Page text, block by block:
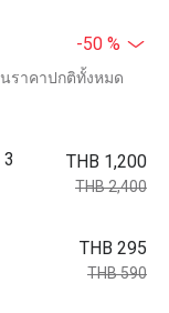
-50 %
ราคาปกติทั้งหมด
THB 1,200
THB 2,400
THB 295
THB 590